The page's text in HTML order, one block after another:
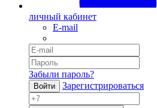
личный кабинет
E-mail
Забыли пароль?
Войти Зарегистрироваться